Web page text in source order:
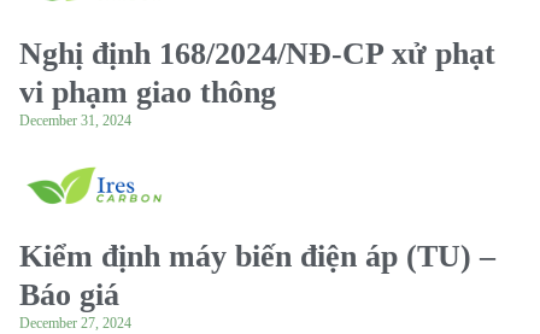
Nghị định 168/2024/NĐ-CP xử phạt
vi phạm giao thông
December 31, 2024
Kiểm định máy biến điện áp (TU) –
Báo giá
December 27, 2024